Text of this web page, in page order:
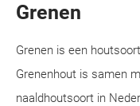
Grenen
Grenen is een
Grenenhout is samen
naaldhoutsoort in